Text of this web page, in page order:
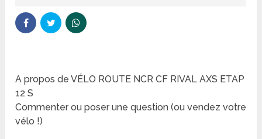
A propos de VÉLO ROUTE NCR CF RIVAL AXS ETAP
12 S
Commenter ou poser une question (ou vendez votre
vélo !)